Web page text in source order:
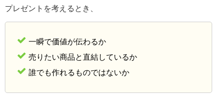
プレゼントを考えるとき、
一瞬で価値が伝わるか
売りたい商品と直結しているか
誰でも作れるものではないか